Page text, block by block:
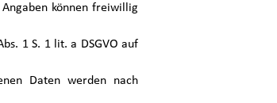
können freiwillig
1 S. 1 lit. a DSGVO auf
Daten werden nach